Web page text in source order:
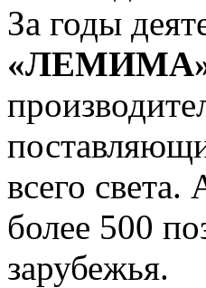
За годы
всего
более 500
зарубежья.